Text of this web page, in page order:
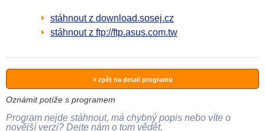
stáhnout z download.sosej.cz
stáhnout z ftp://ftp.asus.com.tw
» zpět na detail programu
Oznámit potíže s programem
Program nejde stáhnout, má chybný popis nebo víte o
novější verzi? Dejte nám o tom vědět.